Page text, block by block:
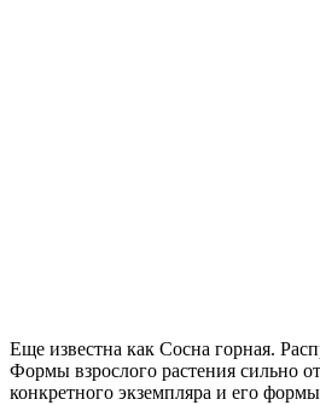
Еще известна как Сосна горная.
Формы взрослого растения сильно
конкретного экземпляра и его